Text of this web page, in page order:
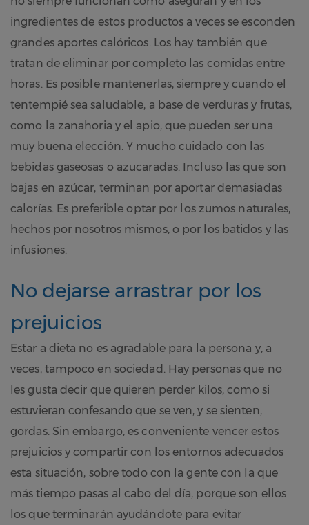
ingredientes de estos productos a veces se esconden
grandes aportes calóricos. Los hay también que
tratan de eliminar por completo las comidas entre
horas. Es posible mantenerlas, siempre y cuando el
tentempié sea saludable, a base de verduras y frutas,
como la zanahoria y el apio, que pueden ser una
muy buena elección. Y mucho cuidado con las
bebidas gaseosas o azucaradas. Incluso las que son
bajas en azúcar, terminan por aportar demasiadas
calorías. Es preferible optar por los zumos naturales,
hechos por nosotros mismos, o por los batidos y las
infusiones.
No dejarse arrastrar por los
prejuicios
Estar a dieta no es agradable para la persona y, a
veces, tampoco en sociedad. Hay personas que no
les gusta decir que quieren perder kilos, como si
estuvieran confesando que se ven, y se sienten,
gordas. Sin embargo, es conveniente vencer estos
prejuicios y compartir con los entornos adecuados
esta situación, sobre todo con la gente con la que
más tiempo pasas al cabo del día, porque son ellos
los que terminarán ayudándote para evitar